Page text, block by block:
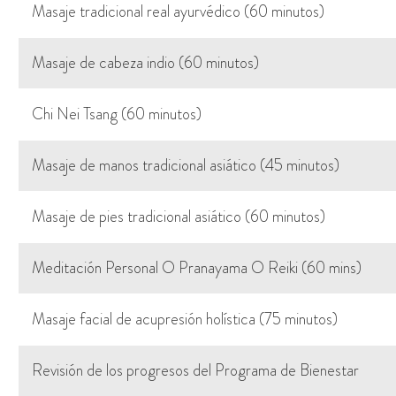
Masaje tradicional real ayurvédico (60 minutos)
Masaje de cabeza indio (60 minutos)
Chi Nei Tsang (60 minutos)
Masaje de manos tradicional asiático (45 minutos)
Masaje de pies tradicional asiático (60 minutos)
Meditación Personal O Pranayama O Reiki (60 mins)
Masaje facial de acupresión holística (75 minutos)
Revisión de los progresos del Programa de Bienestar